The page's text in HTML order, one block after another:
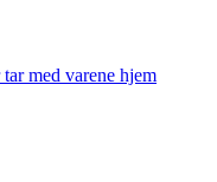
med varene hjem